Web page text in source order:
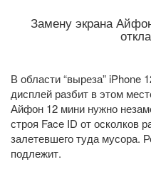
Замену экрана
В области “выреза” iPhone
дисплей разбит в этом
Айфон 12 мини нужно
строя Face ID от осколков
залетевшего туда мусора.
подлежит.